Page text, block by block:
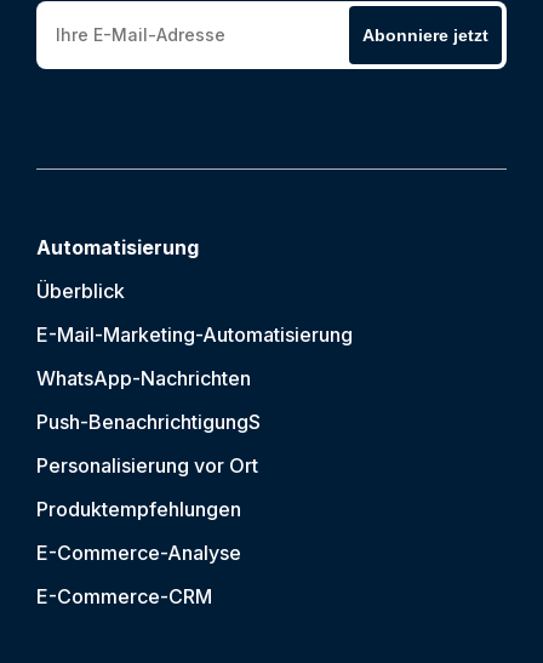
Abonniere jetzt
Automatisierung
Überblick
E-Mail-Marketing-Automatisierung
WhatsApp-Nachrichten
Push-BenachrichtigungS
Personalisierung vor Ort
Produktempfehlungen
E-Commerce-Analyse
E-Commerce-CRM